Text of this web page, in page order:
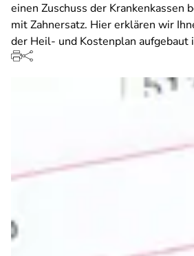
einen Zuschuss der Krankenkassen
mit Zahnersatz. Hier erklären wir
der Heil- und Kostenplan aufgebaut